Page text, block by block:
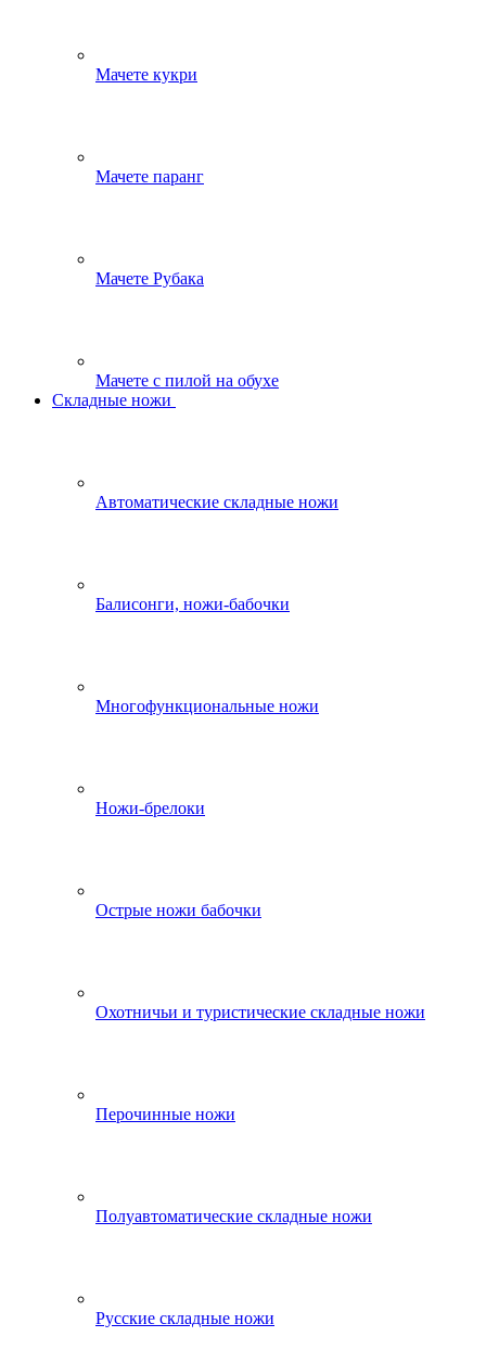
Мачете кукри
Мачете паранг
Мачете Рубака
Мачете с пилой на обухе
Складные ножи
Автоматические складные ножи
Балисонги, ножи-бабочки
Многофункциональные ножи
Ножи-брелоки
Острые ножи бабочки
Охотничьи и туристические складные ножи
Перочинные ножи
Полуавтоматические складные ножи
Русские складные ножи